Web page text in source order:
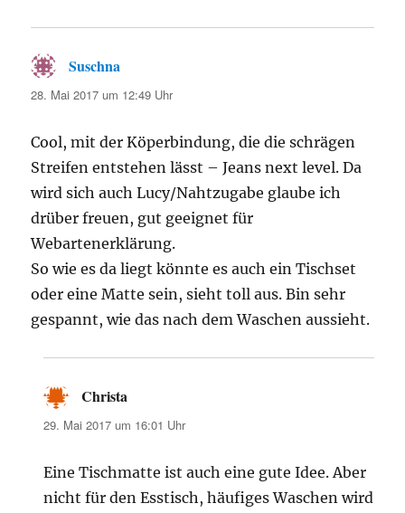
Suschna
28. Mai 2017 um 12:49 Uhr
Cool, mit der Köperbindung, die die schrägen
Streifen entstehen lässt – Jeans next level. Da
wird sich auch Lucy/Nahtzugabe glaube ich
drüber freuen, gut geeignet für
Webartenerklärung.
So wie es da liegt könnte es auch ein Tischset
oder eine Matte sein, sieht toll aus. Bin sehr
gespannt, wie das nach dem Waschen aussieht.
Christa
29. Mai 2017 um 16:01 Uhr
Eine Tischmatte ist auch eine gute Idee. Aber
nicht für den Esstisch, häufiges Waschen wird